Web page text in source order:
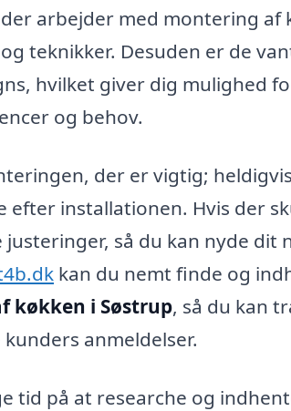
arbejder med montering af
teknikker. Desuden er de
hvilket giver dig mulighed
og behov.
der er vigtig;
efter installationen. Hvis der
så du kan nyde dit
kan du nemt finde og
køkken i Søstrup, så du kan
anmeldelser.
tid på at researche og